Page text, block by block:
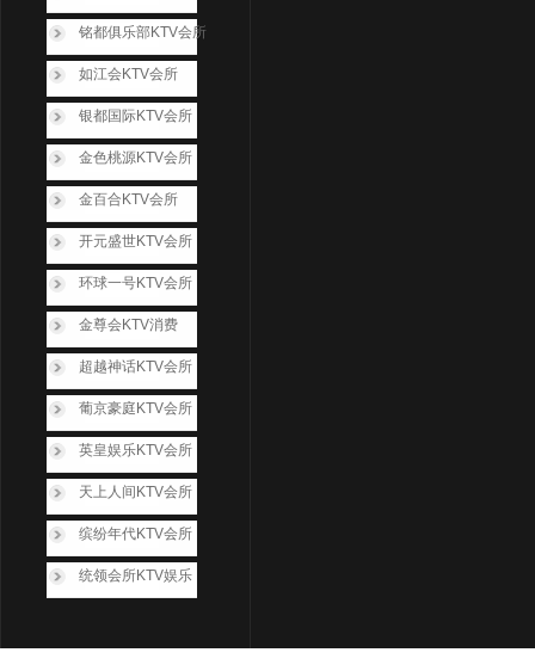
铭都俱乐部KTV会所
如江会KTV会所
银都国际KTV会所
金色桃源KTV会所
金百合KTV会所
开元盛世KTV会所
环球一号KTV会所
金尊会KTV消费
超越神话KTV会所
葡京豪庭KTV会所
英皇娱乐KTV会所
天上人间KTV会所
缤纷年代KTV会所
统领会所KTV娱乐